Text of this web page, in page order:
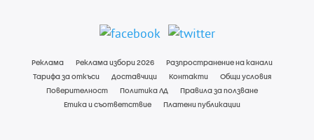
Реклама Реклама избори 2026
Разпространение на канали
Тарифа за откъси
Доставчици Контакти
Общи условия
Поверителност
Политика ЛД
Правила за ползване
Етика и съответствие
Платени публикации